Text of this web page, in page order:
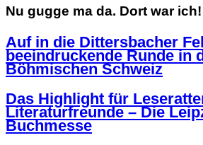
Nu gugge ma da. Dort war ich!
Auf in die Dittersbacher
beeindruckende Runde in
Böhmischen Schweiz
Das Highlight für
Literaturfreunde – Die
Buchmesse